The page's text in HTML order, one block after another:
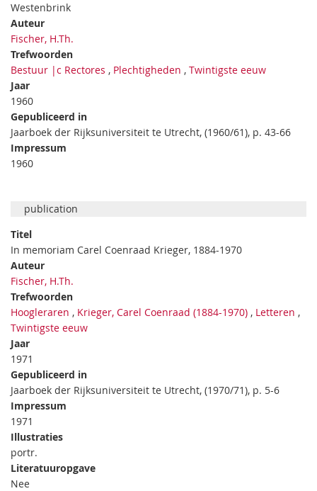
Westenbrink
Auteur
Fischer, H.Th.
Trefwoorden
Bestuur |c Rectores , Plechtigheden , Twintigste eeuw
Jaar
1960
Gepubliceerd in
Jaarboek der Rijksuniversiteit te Utrecht, (1960/61), p. 43-66
Impressum
1960
publication
Titel
In memoriam Carel Coenraad Krieger, 1884-1970
Auteur
Fischer, H.Th.
Trefwoorden
Hoogleraren , Krieger, Carel Coenraad (1884-1970) , Letteren ,
Twintigste eeuw
Jaar
1971
Gepubliceerd in
Jaarboek der Rijksuniversiteit te Utrecht, (1970/71), p. 5-6
Impressum
1971
Illustraties
portr.
Literatuuropgave
Nee